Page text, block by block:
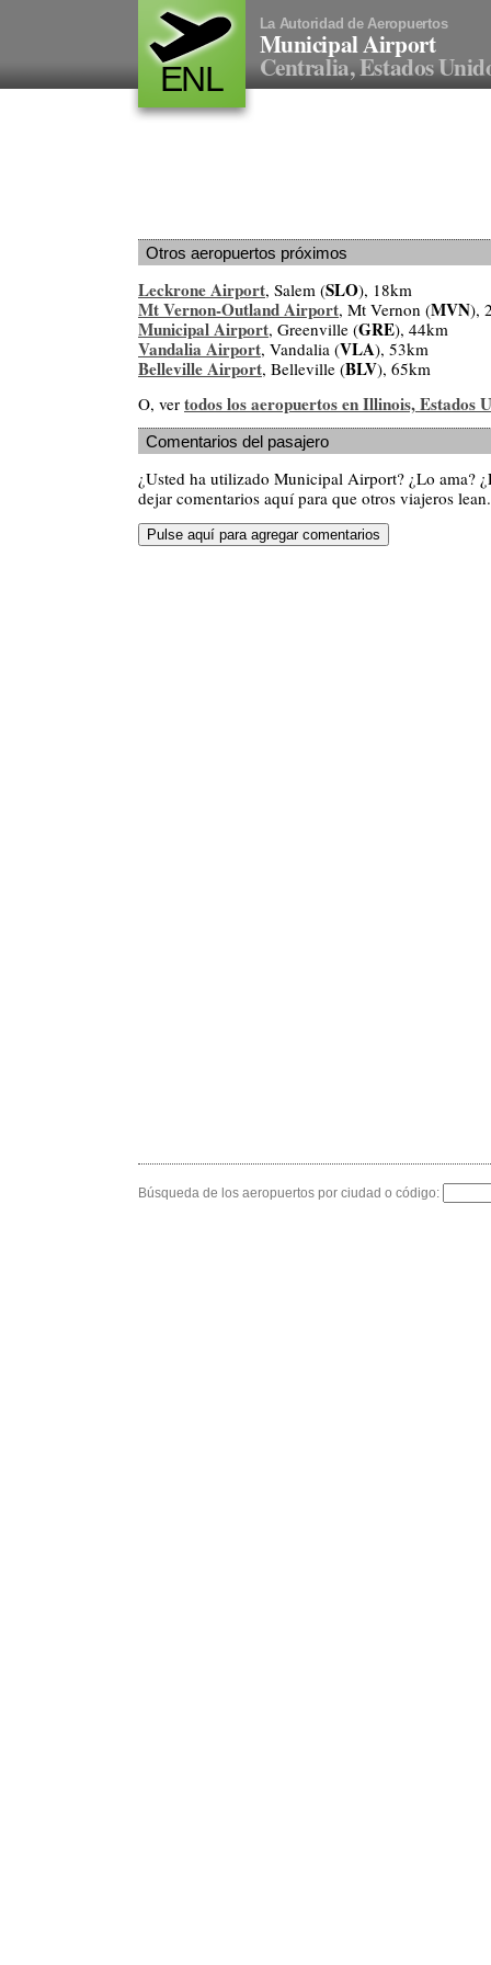
ENL
La Autoridad de Aeropuertos
Municipal Airport
Centralia, Estados
Otros aeropuertos próximos
Leckrone Airport, Salem (SLO), 18km
Mt Vernon-Outland Airport, Mt Vernon (MVN),
Municipal Airport, Greenville (GRE), 44km
Vandalia Airport, Vandalia (VLA), 53km
Belleville Airport, Belleville (BLV), 65km
O, ver todos los aeropuertos en Illinois, Estados
Comentarios del pasajero
¿Usted ha utilizado Municipal Airport? ¿Lo ama?
dejar comentarios aquí para que otros viajeros lean.
Búsqueda de los aeropuertos por ciudad o código: